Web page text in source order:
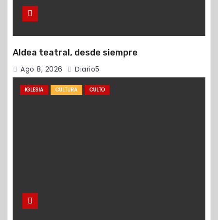
Aldea teatral, desde siempre
Ago 8, 2026 Diario5
IGLESIA CULTURA CULTO